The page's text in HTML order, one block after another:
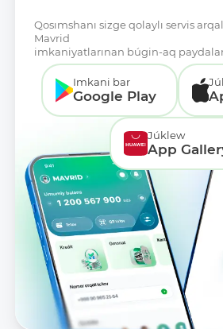
Qosımshanı sizge qolaylı servis
Mavrid
imkaniyatlarınan búgin-aq
Imkani bar
Google Play
Júklew
App